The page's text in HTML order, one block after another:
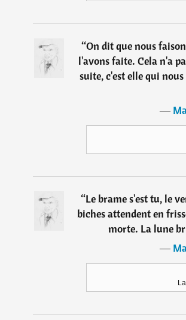
“On dit que nous
l'avons faite. Cela n'a
suite, c'est elle qui
―
“Le brame s'est tu, le
biches attendent en
morte. La lune
―